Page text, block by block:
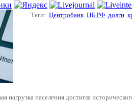
Теги: Центробанк ЦБ РФ долги
населения достигла